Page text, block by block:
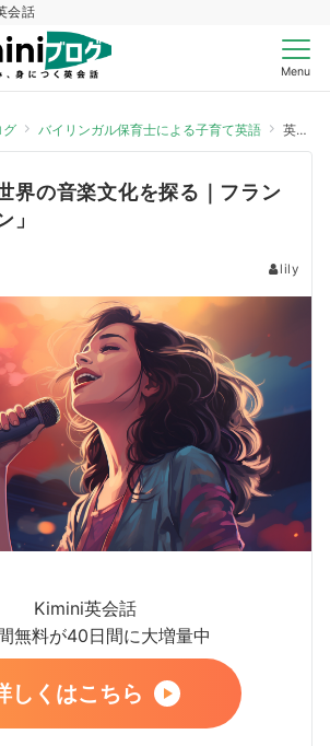
会話
Menu
グ バイリンガル保育士による子育て英語 英語を通じて世界の音楽文化を探る｜フランス「シャンソン」
界の音楽文化を探る｜フラン
」
lily
Kimini英会話
無料が40日間に大増量中
しくはこちら